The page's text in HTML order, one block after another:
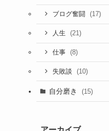
ブログ奮闘 (17)
人生 (21)
仕事 (8)
失敗談 (10)
自分磨き (15)